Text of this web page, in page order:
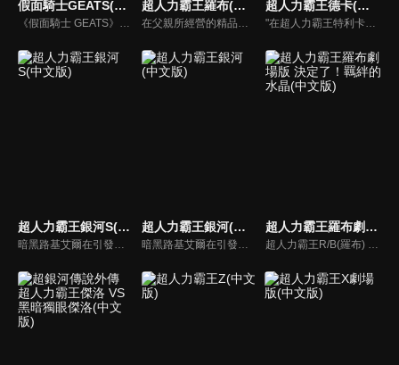
假面騎士GEATS(中文版) 超人力霸王羅布(中文版) 超人力霸王德卡(中文版)
"在超人力霸王特利卡擊敗闇之巨人十年後，昔日的怪獸災害已消滅，地球似乎恢復了和平。人類的目光進一步轉向宇宙，而怪獸災害的對策規模開始縮小。就在這時，突然飛來的神秘宇宙浮遊物體「索菲亞」開始襲擊地球，人類與宇宙的聯繫被斷絕，成為了「孤島般的星球」…"
超人力霸王銀河S(中文版)
暗黑路基艾爾在引發的暗黑火花戰爭中，用擁有讓所有生物陷入時間停歇的暗黑波動將所有的超人力霸王，怪獸和宇宙人變成人偶，後在突然出現的超人力霸王銀河導致兩敗俱傷，雙方因能力用盡而進入沉睡狀態。人偶變成流星降落到地球上，從外國回來的禮堂光命運般的被選中為超人力霸王銀河的繼承者。
超人力霸王銀河(中文版)
暗黑路基艾爾在引發的暗黑火花戰爭中用擁有讓所有生物陷入時間停歇的暗黑波動將所有的超人力霸王，怪獸和宇宙人變成人偶，後在突然出現的超人力霸王銀河導致兩敗俱傷，雙方因能力用盡而進入沉睡狀態…
超人力霸王羅布劇場版 決定了！羈絆的水晶(中文版)
超人力霸王R/B(羅布) 選擇！羈絆的水晶